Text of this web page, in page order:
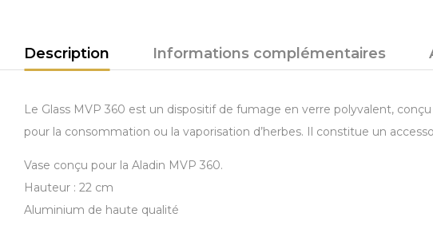
Description Informations complémentaires
Le Glass MVP 360 est un dispositif de fumage en verre polyvalent,
pour la consommation ou la vaporisation d’herbes. Il constitue un
Vase conçu pour la Aladin MVP 360.
Hauteur : 22 cm
Aluminium de haute qualité